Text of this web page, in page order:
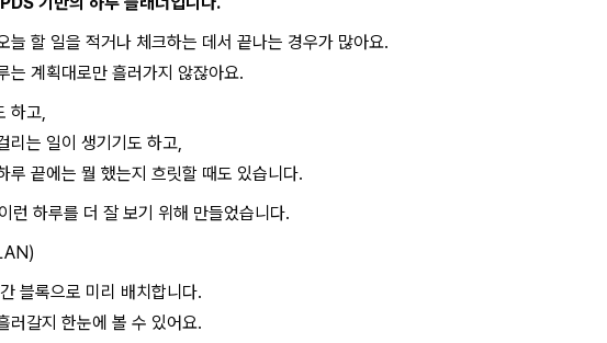
늘 할 일을 적거나 체크하는 데서 끝나는 경우가 많아요.
는 계획대로만 흘러가지 않잖아요.
하고,
리는 일이 생기기도 하고,
루 끝에는 뭘 했는지 흐릿할 때도 있습니다.
런 하루를 더 잘 보기 위해 만들었습니다.
블록으로 미리 배치합니다.
러갈지 한눈에 볼 수 있어요.